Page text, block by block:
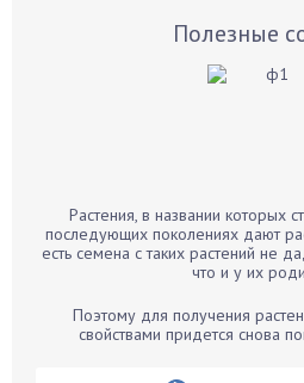
Бархатцы
Бегония
Бирючина
Полезные
Растения, в названии которых
последующих поколениях дают
есть семена с таких растений не
что и у их
Поэтому для получения
свойствами придется снова